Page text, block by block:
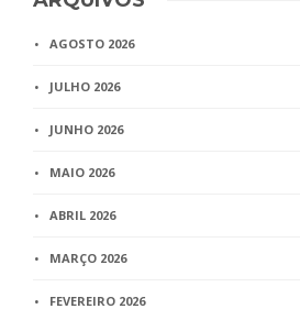
AGOSTO 2026
JULHO 2026
JUNHO 2026
MAIO 2026
ABRIL 2026
MARÇO 2026
FEVEREIRO 2026